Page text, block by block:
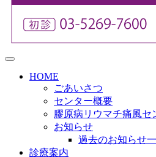
HOME
ごあいさつ
センター概要
膠原病リウマチ痛風セ
お知らせ
過去のお知らせ
診療案内